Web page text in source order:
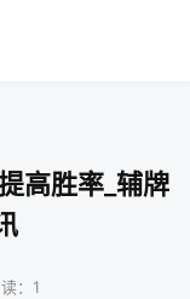
高胜率_辅牌
：1